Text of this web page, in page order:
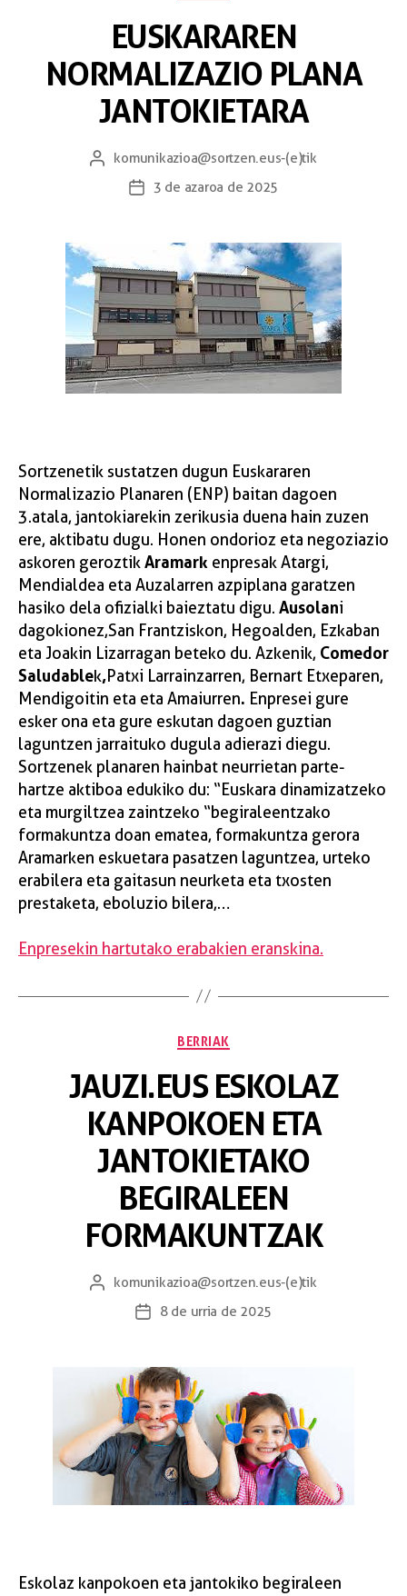
EUSKARAREN
NORMALIZAZIO PLANA
JANTOKIETARA
komunikazioa@sortzen.eus-(e)tik
3 de azaroa de 2025
Sortzenetik sustatzen dugun Euskararen
Normalizazio Planaren (ENP) baitan dagoen
3.atala, jantokiarekin zerikusia duena hain zuzen
ere, aktibatu dugu. Honen ondorioz eta negoziazio
askoren geroztik Aramark enpresak Atargi,
Mendialdea eta Auzalarren azpiplana garatzen
hasiko dela ofizialki baieztatu digu. Ausolani
dagokionez, San Frantziskon, Hegoalden, Ezkaban
eta Joakin Lizarragan beteko du. Azkenik, Comedor
Saludablek,Patxi Larrainzarren, Bernart Etxeparen,
Mendigoitin eta eta Amaiurren. Enpresei gure
esker ona eta gure eskutan dagoen guztian
laguntzen jarraituko dugula adierazi diegu.
Sortzenek planaren hainbat neurrietan parte-
hartze aktiboa edukiko du: “Euskara dinamizatzeko
eta murgiltzea zaintzeko “begiraleentzako
formakuntza doan ematea, formakuntza gerora
Aramarken eskuetara pasatzen laguntzea, urteko
erabilera eta gaitasun neurketa eta txosten
prestaketa, eboluzio bilera,…
Enpresekin hartutako erabakien eranskina.
BERRIAK
JAUZI.EUS ESKOLAZ
KANPOKOEN ETA
JANTOKIETAKO
BEGIRALEEN
FORMAKUNTZAK
komunikazioa@sortzen.eus-(e)tik
8 de urria de 2025
Eskolaz kanpokoen eta jantokiko begiraleen